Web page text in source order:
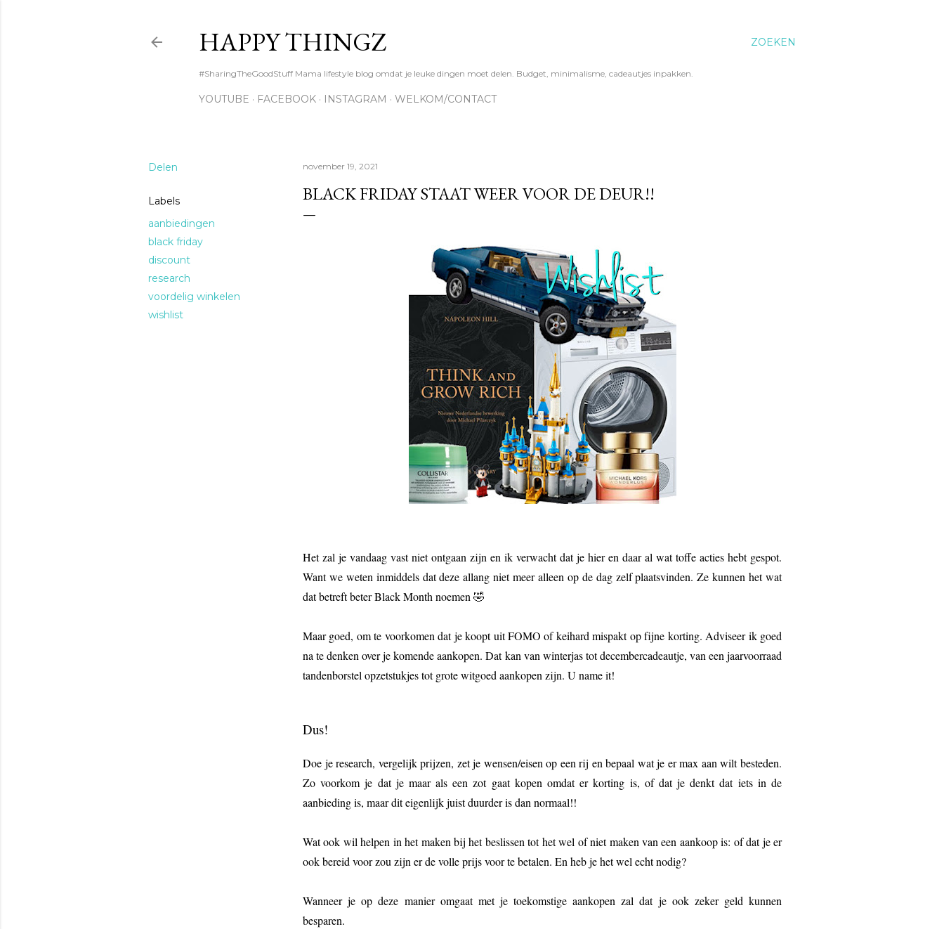
ZOEKEN
HAPPY THINGZ
#SharingTheGoodStuff Mama lifestyle blog omdat je leuke dingen moet delen. Budget, minimalisme, cadeautjes inpakken.
YOUTUBE FACEBOOK INSTAGRAM WELKOM/CONTACT
Delen
Labels
aanbiedingen
black friday
discount
research
voordelig winkelen
wishlist
november 19, 2021
BLACK FRIDAY STAAT WEER VOOR DE DEUR!!
Het zal je vandaag vast niet ontgaan zijn en ik verwacht dat je hier en daar al wat toffe acties hebt gespot.
Want we weten inmiddels dat deze allang niet meer alleen op de dag zelf plaatsvinden. Ze kunnen het wat
dat betreft beter Black Month noemen 🤣
Maar goed, om te voorkomen dat je koopt uit FOMO of keihard mispakt op fijne korting. Adviseer ik goed
na te denken over je komende aankopen. Dat kan van winterjas tot decembercadeautje, van een jaarvoorraad
tandenborstel opzetstukjes tot grote witgoed aankopen zijn. U name it!
Dus!
Doe je research, vergelijk prijzen, zet je wensen/eisen op een rij en bepaal wat je er max aan wilt besteden.
Zo voorkom je dat je maar als een zot gaat kopen omdat er korting is, of dat je denkt dat iets in de
aanbieding is, maar dit eigenlijk juist duurder is dan normaal!!
Wat ook wil helpen in het maken bij het beslissen tot het wel of niet maken van een aankoop is: of dat je er
ook bereid voor zou zijn er de volle prijs voor te betalen. En heb je het wel echt nodig?
Wanneer je op deze manier omgaat met je toekomstige aankopen zal dat je ook zeker geld kunnen
besparen.